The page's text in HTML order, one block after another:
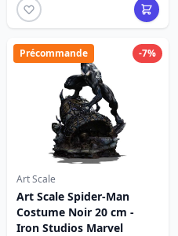
-7%
Précommande
Art Scale
Art Scale Spider-Man
Costume Noir 20 cm -
Iron Studios Marvel